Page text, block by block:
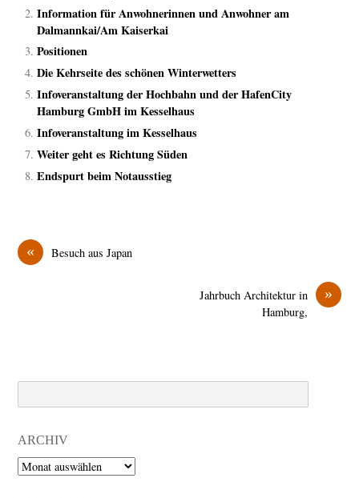
Information für Anwohnerinnen und Anwohner am
Dalmannkai/Am Kaiserkai
Positionen
Die Kehrseite des schönen Winterwetters
Infoveranstaltung der Hochbahn und der HafenCity
Hamburg GmbH im Kesselhaus
Infoveranstaltung im Kesselhaus
Weiter geht es Richtung Süden
Endspurt beim Notausstieg
« Besuch aus Japan
»
Jahrbuch Architektur in
Hamburg,
ARCHIV
Archiv